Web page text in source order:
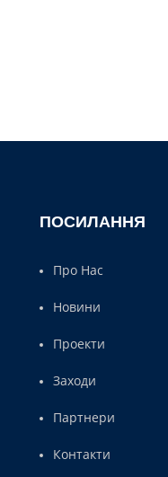
ПОСИЛАННЯ
Про Нас
Новини
Проекти
Заходи
Партнери
Контакти